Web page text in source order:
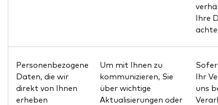
Ihre
Personenbezogene
Daten, die wir
direkt von Ihnen
erheben
Um mit Ihnen zu
kommunizieren, Sie
über wichtige
Aktualisierungen oder
Ihr
uns